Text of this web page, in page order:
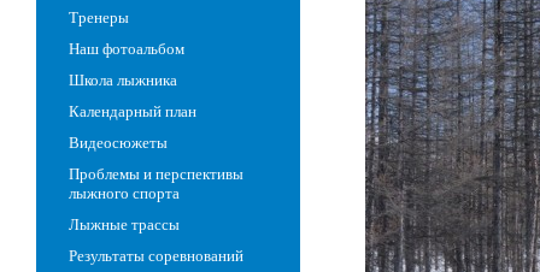
Тренеры
Наш фотоальбом
Школа лыжника
Календарный план
Видеосюжеты
Проблемы и перспективы
лыжного спорта
Лыжные трассы
Результаты соревнований